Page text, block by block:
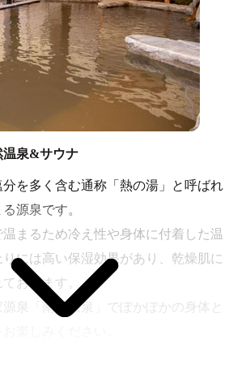
温泉&サウナ
を多く含む通称「熱の湯」と呼ばれ
源泉です。
まるため冷え性や身体に付着した温
には高い保湿効果があり、乾燥肌に
ております。
泉「南柏温泉」でぽかぽかの身体と